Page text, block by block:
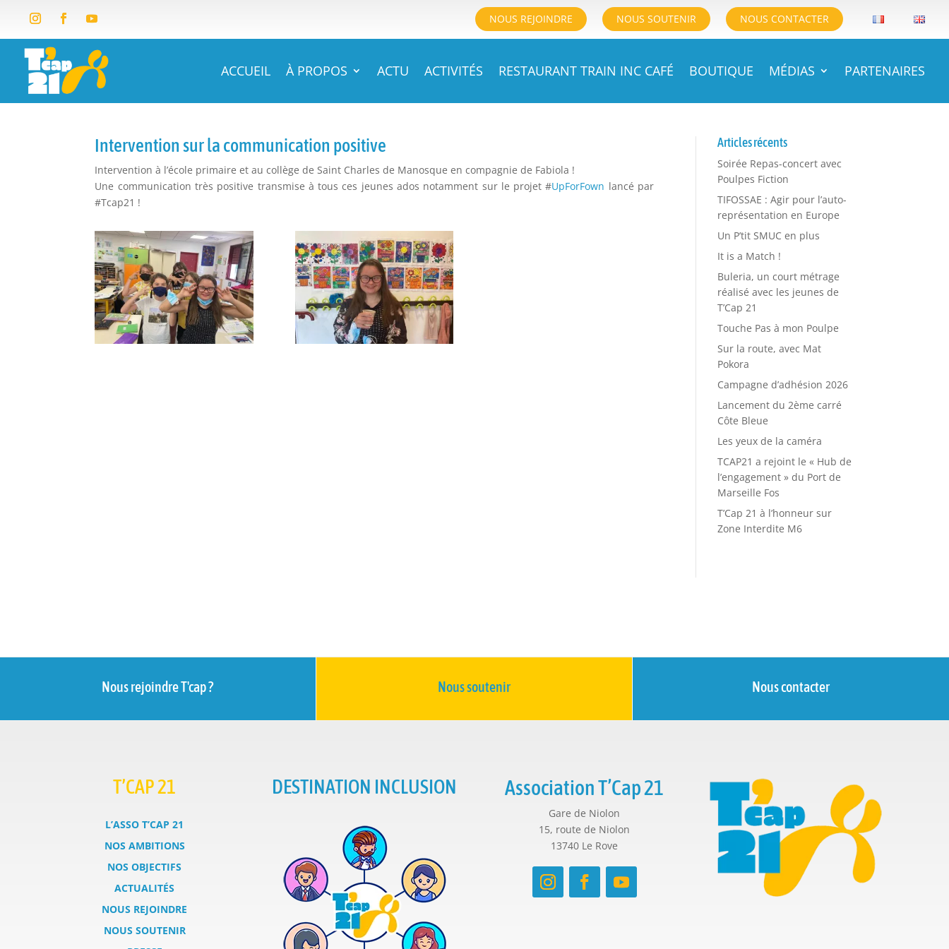
NOUS REJOINDRE NOUS SOUTENIR NOUS CONTACTER
ACCUEIL À PROPOS ACTU ACTIVITÉS RESTAURANT TRAIN INC CAFÉ BOUTIQUE MÉDIAS PARTENAIRES
Intervention sur la communication positive
Intervention à l’école primaire et au collège de Saint Charles de Manosque en compagnie de Fabiola !
Une communication très positive transmise à tous ces jeunes ados notamment sur le projet #UpForFown lancé par
#Tcap21 !
Articles récents
Soirée Repas-concert avec
Poulpes Fiction
TIFOSSAE : Agir pour l’auto-
représentation en Europe
Un P’tit SMUC en plus
It is a Match !
Buleria, un court métrage
réalisé avec les jeunes de
T’Cap 21
Touche Pas à mon Poulpe
Sur la route, avec Mat
Pokora
Campagne d’adhésion 2026
Lancement du 2ème carré
Côte Bleue
Les yeux de la caméra
TCAP21 a rejoint le « Hub de
l’engagement » du Port de
Marseille Fos
T’Cap 21 à l’honneur sur
Zone Interdite M6
Nous rejoindre T'cap ? Nous soutenir Nous contacter
T’CAP 21
L’ASSO T’CAP 21
NOS AMBITIONS
NOS OBJECTIFS
ACTUALITÉS
NOUS REJOINDRE
NOUS SOUTENIR
DESTINATION INCLUSION Association T’Cap 21
Gare de Niolon
15, route de Niolon
13740 Le Rove